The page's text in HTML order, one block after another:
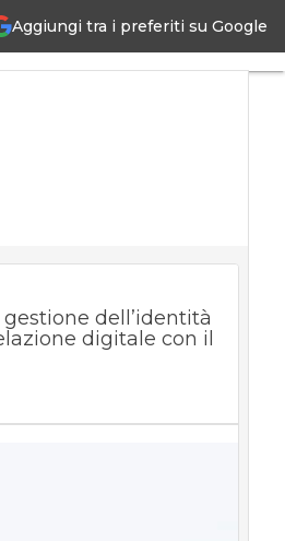
Aggiungi tra i preferiti su Google
dell’identità
digitale con il